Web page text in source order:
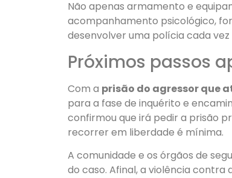
Não apenas armamento e
acompanhamento psicológico,
desenvolver uma polícia cada
Próximos passos
Com a prisão do agressor que
para a fase de inquérito e
confirmou que irá pedir a prisão
recorrer em liberdade é mínima.
A comunidade e os órgãos de
do caso. Afinal, a violência